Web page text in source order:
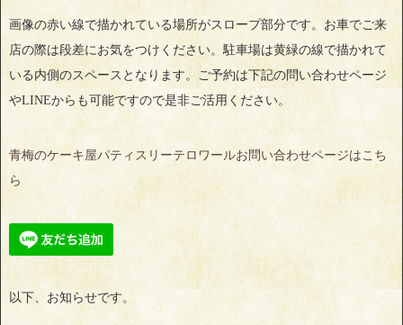
画像の赤い線で描かれている場所がスロープ部分です。お車でご来
店の際は段差にお気をつけください。駐車場は黄緑の線で描かれて
いる内側のスペースとなります。ご予約は下記の問い合わせページ
やLINEからも可能ですので是非ご活用ください。
青梅のケーキ屋パティスリーテロワールお問い合わせページはこち
ら
以下、お知らせです。